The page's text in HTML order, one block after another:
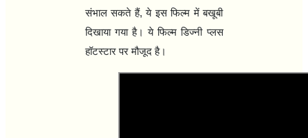
संभाल सकते हैं, ये इस फिल्‍म में बखूबी
दिखाया गया है। ये फिल्‍म डिज्‍नी प्‍लस
हॉटस्‍टार पर मौजूद है।